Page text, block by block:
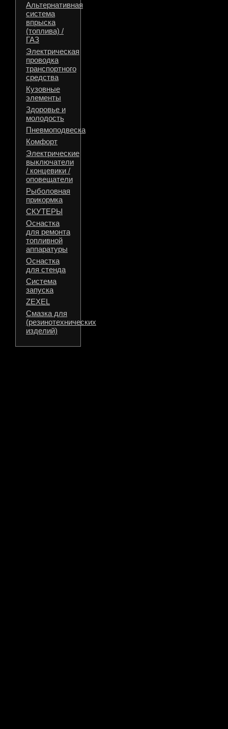
Альтернативная
система
впрыска
(топлива) /
ГАЗ
Электрическая
проводка
транспортного
средства
Кузовные
элементы
Здоровье и
молодость
Пневмоподвеска
Комфорт
Электрические
выключатели
/ концевики /
оповещатели
Рыболовная
прикормка
СКУТЕРЫ
Оснастка
для ремонта
топливной
аппаратуры
Оснастка
для стенда
Система
запуска
ZEXEL
Смазка для
(резинотехнических
изделий)